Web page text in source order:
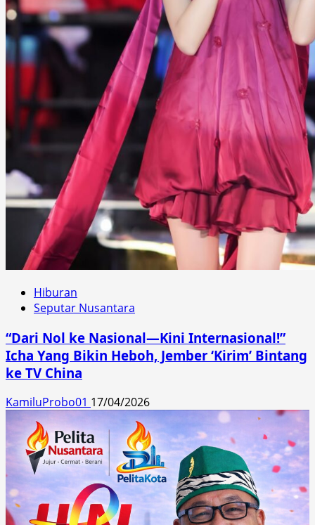
Hiburan
Seputar Nusantara
“Dari Nol ke Nasional—Kini Internasional!”
Icha Yang Bikin Heboh, Jember ‘Kirim’ Bintang
ke TV China
KamiluProbo01 17/04/2026